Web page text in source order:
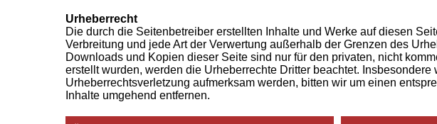
Urheberrecht
Die durch die Seitenbetreiber erstellten Inhalte und Werke auf diesen
Verbreitung und jede Art der Verwertung außerhalb der Grenzen des
Downloads und Kopien dieser Seite sind nur für den privaten, nicht
erstellt wurden, werden die Urheberrechte Dritter beachtet.
Urheberrechtsverletzung aufmerksam werden, bitten wir um einen
Inhalte umgehend entfernen.